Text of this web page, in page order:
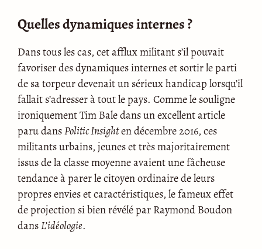
Quelles dynamiques internes ?
Dans tous les cas, cet afflux militant s’il pouvait
favoriser des dynamiques internes et sortir le parti
de sa torpeur devenait un sérieux handicap lorsqu’il
fallait s’adresser à tout le pays. Comme le souligne
ironiquement Tim Bale dans un excellent article
paru dansPolitic Insighten décembre 2016, ces
militants urbains, jeunes et très majoritairement
issus de la classe moyenne avaient une fâcheuse
tendance à parer le citoyen ordinaire de leurs
propres envies et caractéristiques, le fameux effet
de projection si bien révélé par Raymond Boudon
dansL’idéologie.